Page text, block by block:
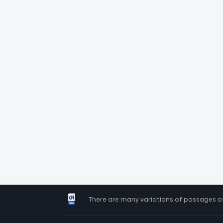
There are many variations of passages